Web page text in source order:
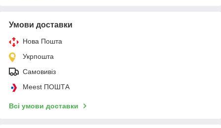
Умови доставки
Нова Пошта
Укрпошта
Самовивіз
Meest ПОШТА
Всі умови доставки